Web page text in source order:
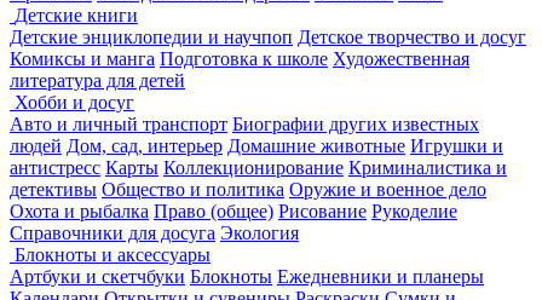
Детские книги
Детские энциклопедии и научпоп Детское творчество и досуг
Комиксы и манга Подготовка к школе Художественная
литература для детей
Хобби и досуг
Авто и личный транспорт Биографии других известных
людей Дом, сад, интерьер Домашние животные Игрушки и
антистресс Карты Коллекционирование Криминалистика и
детективы Общество и политика Оружие и военное дело
Охота и рыбалка Право (общее) Рисование Рукоделие
Справочники для досуга Экология
Блокноты и аксессуары
Артбуки и скетчбуки Блокноты Ежедневники и планеры